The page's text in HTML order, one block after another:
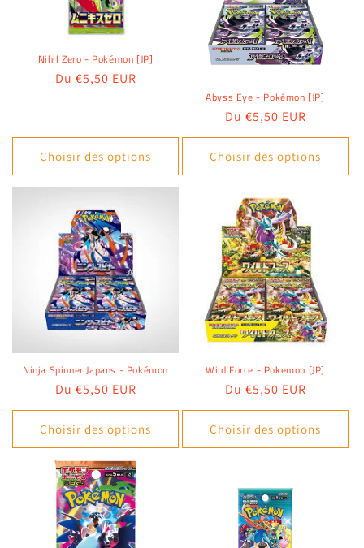
Nihil Zero - Pokémon [JP]
Prix
Du €5,50 EUR
Choisir des options
Abyss Eye - Pokémon [JP]
Prix
habituel
Du €5,50 EUR
Choisir des options
Ninja Spinner Japans - Pokémon
Prix
habituel
Du €5,50 EUR
Choisir des options
Wild Force - Pokemon [JP]
Prix
habituel
Du €5,50 EUR
Choisir des options